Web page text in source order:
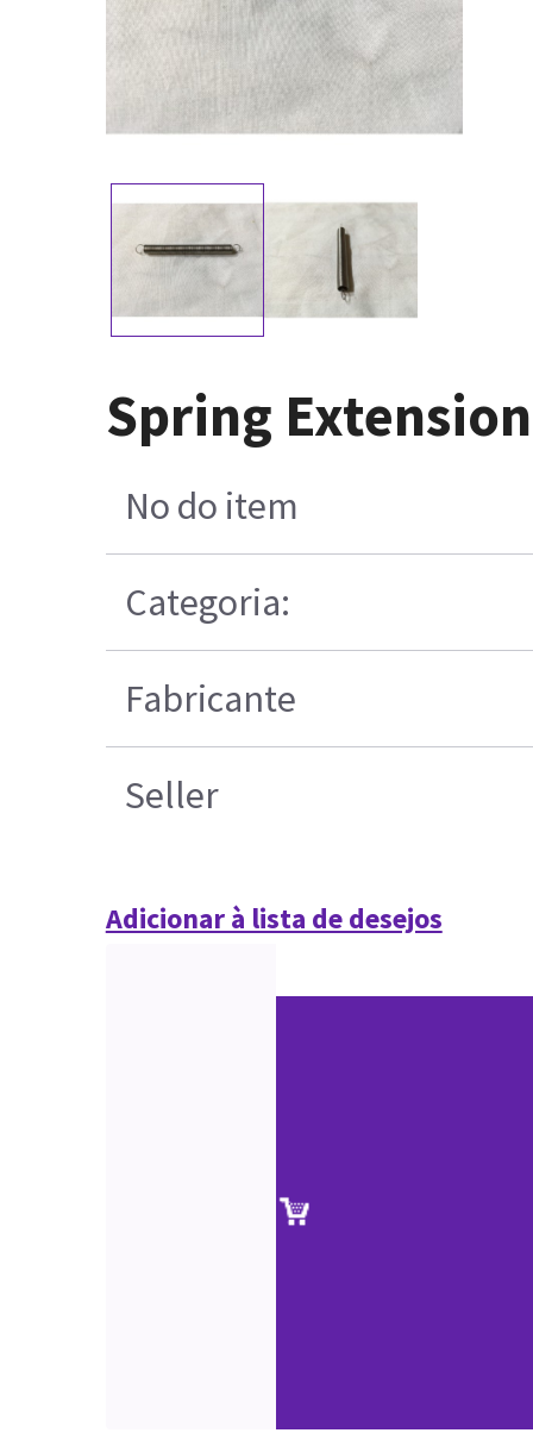
Spring
No do item
Categoria:
Fabricante
Seller
Adicionar à lista de desejos